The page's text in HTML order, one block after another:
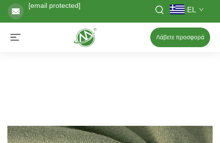
[email protected] EL
Λάβετε προσφορά